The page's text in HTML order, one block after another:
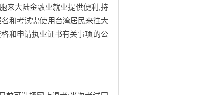
来大陆金融业就业提供便利,持
和考试需使用台湾居民来往大
和申请执业证书有关事项的公